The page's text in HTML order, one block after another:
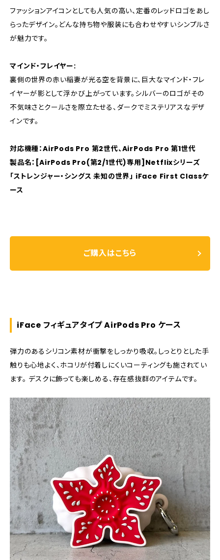
ファッションアイコンとしても人気の高い、定番のレッドロゴをあし
らったデザイン。どんな持ち物や服装にも合わせやすいシンプルさ
が魅力です。
マインド・フレイヤー:
裏側の世界の赤い稲妻が光る空を背景に、巨大なマインド・フレ
イヤーが影として浮かび上がっています。シルバーのロゴがその
不気味さとクールさを際立たせる、ダークでミステリアスなデザ
インです。
対応機種：AirPods Pro 第2世代、AirPods Pro 第1世代
製品名：[AirPods Pro(第2/1世代)専用]Netflixシリーズ
「ストレンジャー・シングス 未知の世界」 iFace First Classケ
ース
ご購入はこちら
iFace フィギュアタイプ AirPods Pro ケース
弾力のあるシリコン素材が衝撃をしっかり吸収。しっとりとした手
触りも心地よく、ホコリが付着しにくいコーティングも施されてい
ます。 デスクに飾っても楽しめる、存在感抜群のアイテムです。